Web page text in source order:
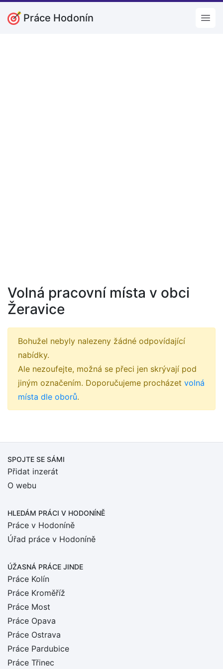
Práce Hodonín
Volná pracovní místa v obci
Žeravice
Bohužel nebyly nalezeny žádné odpovídající
nabídky.
Ale nezoufejte, možná se přeci jen skrývají pod
jiným označením. Doporučujeme procházet volná
místa dle oborů.
SPOJTE SE SÁMI
Přidat inzerát
O webu
HLEDÁM PRÁCI V HODONÍNĚ
Práce v Hodoníně
Úřad práce v Hodoníně
ÚŽASNÁ PRÁCE JINDE
Práce Kolín
Práce Kroměříž
Práce Most
Práce Opava
Práce Ostrava
Práce Pardubice
Práce Třinec